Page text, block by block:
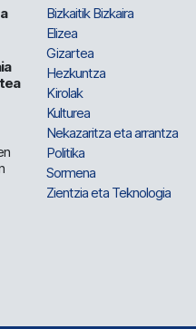
Bizkaitik Bizkaira
Elizea
Gizartea
Hezkuntza
Kirolak
Kulturea
Nekazaritza eta arrantza
Politika
Sormena
Zientzia eta Teknologia